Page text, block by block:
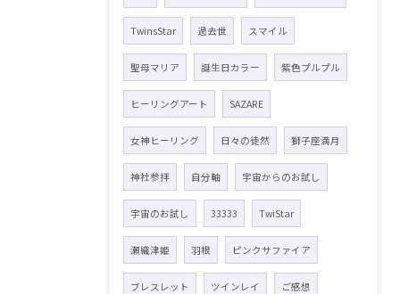
TwinsStar 過去世 スマイル
聖母マリア 誕生日カラー 紫色プルプル
ヒーリングアート SAZARE
女神ヒーリング 日々の徒然 獅子座満月
神社参拝 自分軸 宇宙からのお試し
宇宙のお試し 33333 TwiStar
瀬織津姫 羽根 ピンクサファイア
ブレスレット ツインレイ ご感想